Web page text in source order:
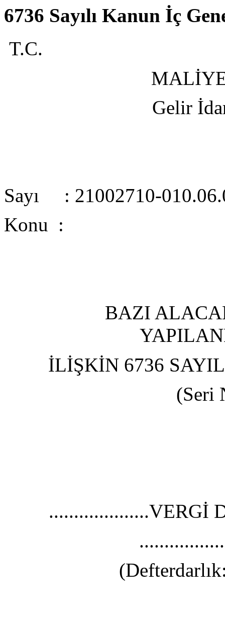
6736 Sayılı Kanun İç
T.C.
Gelir
Sayı : 21002710-
Konu :
BAZI
İLİŞKİN 6736
(Seri
....................VERGİ